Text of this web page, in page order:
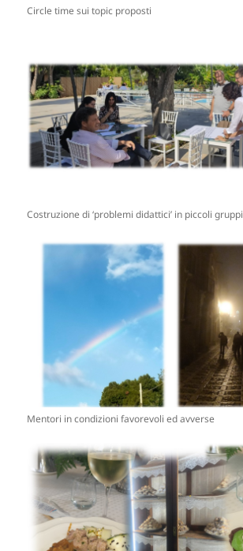
Circle time sui topic proposti
Costruzione di ‘problemi didattici’ in piccoli gruppi
Mentori in condizioni favorevoli ed avverse